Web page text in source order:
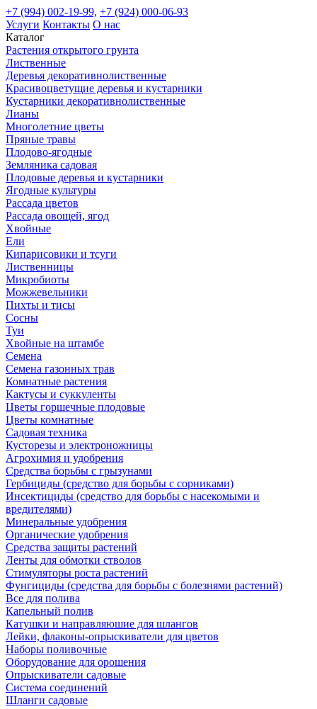
+7 (994) 002-19-99, +7 (924) 000-06-93
Услуги Контакты О нас
Каталог
Растения открытого грунта
Лиственные
Деревья декоративнолиственные
Красивоцветущие деревья и кустарники
Кустарники декоративнолиственные
Лианы
Многолетние цветы
Пряные травы
Плодово-ягодные
Земляника садовая
Плодовые деревья и кустарники
Ягодные культуры
Рассада цветов
Рассада овощей, ягод
Хвойные
Ели
Кипарисовики и тсуги
Лиственницы
Микробиоты
Можжевельники
Пихты и тисы
Сосны
Туи
Хвойные на штамбе
Семена
Семена газонных трав
Комнатные растения
Кактусы и суккуленты
Цветы горшечные плодовые
Цветы комнатные
Садовая техника
Кусторезы и электроножницы
Агрохимия и удобрения
Средства борьбы с грызунами
Гербициды (средство для борьбы с сорниками)
Инсектициды (средство для борьбы с насекомыми и
вредителями)
Минеральные удобрения
Органические удобрения
Средства защиты растений
Ленты для обмотки стволов
Стимуляторы роста растений
Фунгициды (средства для борьбы с болезнями растений)
Все для полива
Капельный полив
Катушки и направляюшие для шлангов
Лейки, флаконы-опрыскиватели для цветов
Наборы поливочные
Оборудование для орошения
Опрыскиватели садовые
Система соединений
Шланги садовые